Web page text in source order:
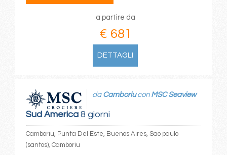
a partire da
€ 681
DETTAGLI
Sud America8 giorni
da Camboriucon MSC Seaview
Camboriu, Punta Del Este, Buenos Aires, Sao paulo
(santos), Camboriu